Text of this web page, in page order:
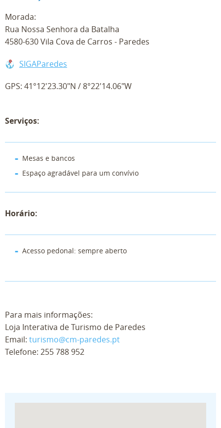
Morada:
Rua Nossa Senhora da Batalha
4580-630 Vila Cova de Carros - Paredes
SIGAParedes
GPS: 41°12'23.30"N / 8°22'14.06"W
Serviços:
Mesas e bancos
Espaço agradável para um convívio
Horário:
Acesso pedonal: sempre aberto
Para mais informações:
Loja Interativa de Turismo de Paredes
Email: turismo@cm-paredes.pt
Telefone: 255 788 952